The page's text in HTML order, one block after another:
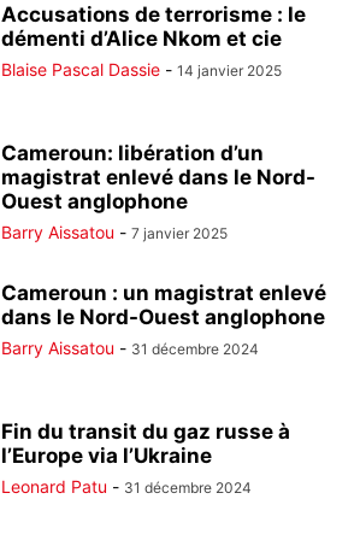
Accusations de terrorisme : le
démenti d’Alice Nkom et cie
Blaise Pascal Dassie - 14 janvier 2025
Cameroun: libération d’un
magistrat enlevé dans le Nord-
Ouest anglophone
Barry Aissatou - 7 janvier 2025
Cameroun : un magistrat enlevé
dans le Nord-Ouest anglophone
Barry Aissatou - 31 décembre 2024
Fin du transit du gaz russe à
l’Europe via l’Ukraine
Leonard Patu - 31 décembre 2024